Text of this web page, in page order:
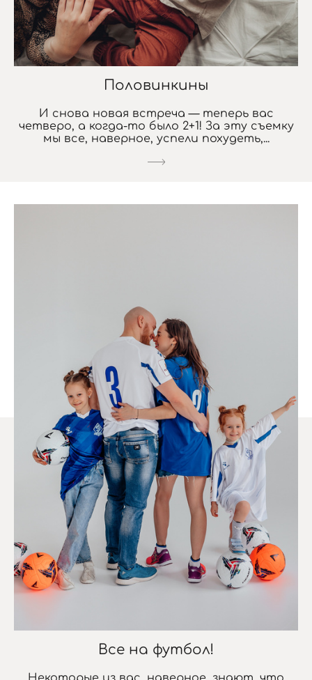
Половинкины
И снова новая встреча — теперь вас
четверо, а когда-то было 2+1! За эту съемку
мы все, наверное, успели похудеть,...
Все на футбол!